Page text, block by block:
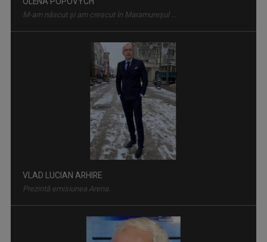
Emisiune bilunară în care muzica vorbeşte
VLAD LUCIAN ARHIRE
Prezintă emisiunea Arena.
Din 1993, la TVR Iaşi lucrează ca ...